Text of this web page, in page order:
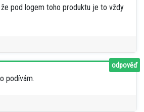
pod logem toho produktu je to vždy
podívám.
odpověď